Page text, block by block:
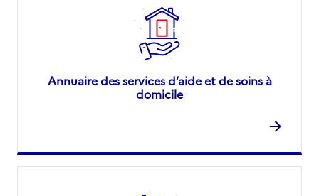
Annuaire des services d’aide et de soins à
domicile